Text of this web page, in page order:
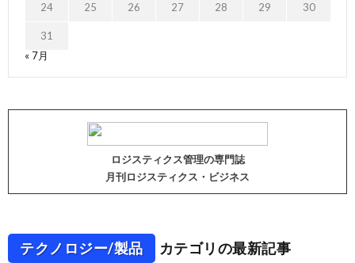
24 25 26 27 28 29 30
31
« 7月
ロジスティクス管理の専門誌
月刊ロジスティクス・ビジネス
テクノロジー/製品 カテゴリの最新記事